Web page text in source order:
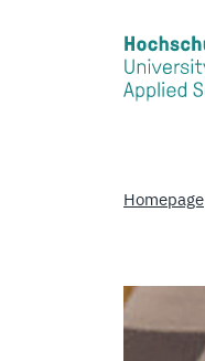
Homepage